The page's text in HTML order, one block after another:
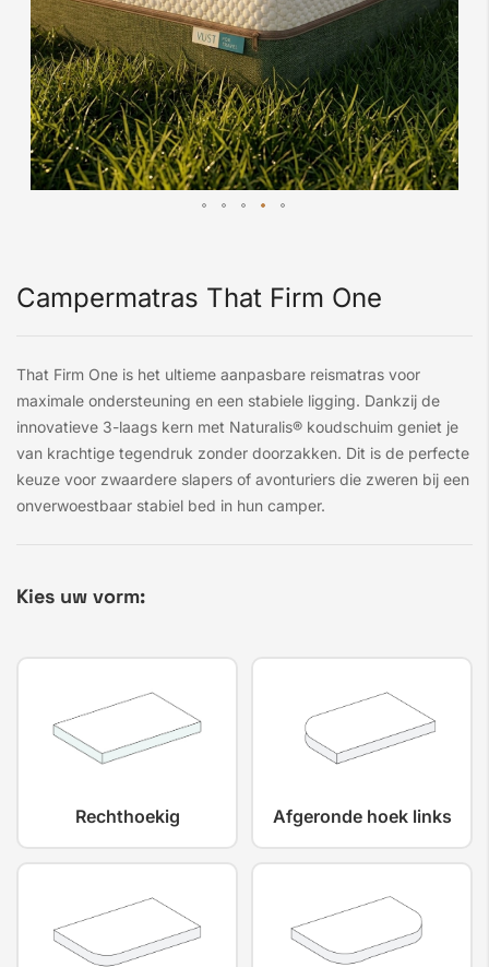
Campermatras That Firm One
That Firm One is het ultieme aanpasbare reismatras voor
maximale ondersteuning en een stabiele ligging. Dankzij de
innovatieve 3-laags kern met Naturalis® koudschuim geniet je
van krachtige tegendruk zonder doorzakken. Dit is de perfecte
keuze voor zwaardere slapers of avonturiers die zweren bij een
onverwoestbaar stabiel bed in hun camper.
Kies uw vorm:
Rechthoekig Afgeronde hoek links